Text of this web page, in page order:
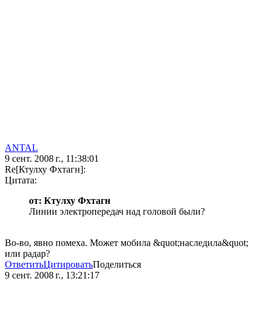
ANTAL
9 сент. 2008 г., 11:38:01
Re[Ктулху Фхтагн]:
Цитата:
от: Ктулху Фхтагн
Линии электропередач над головой были?
Во-во, явно помеха. Может мобила &quot;наследила&quot;
или радар?
ОтветитьЦитироватьПоделиться
9 сент. 2008 г., 13:21:17